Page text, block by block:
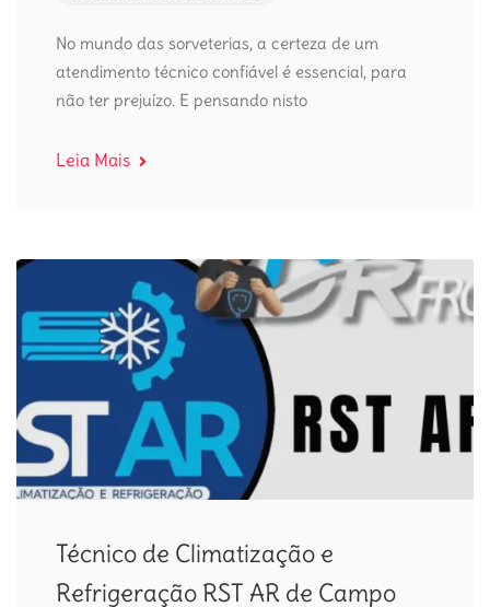
No mundo das sorveterias, a certeza de um
atendimento técnico confiável é essencial, para
não ter prejuízo. E pensando nisto
Leia Mais
Técnico de Climatização e
Refrigeração RST AR de Campo